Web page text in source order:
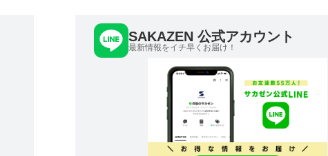
SAKAZEN 公式アカウント
最新情報をイチ早くお届け！